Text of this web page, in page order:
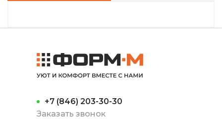
+7 (846) 203-30-30
Заказать звонок